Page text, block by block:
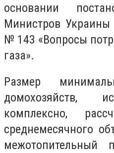
основании
Министров
№ 143 «Вопросы
газа».
Размер
домохозяйств,
комплексно,
среднемесячного
межотопительный